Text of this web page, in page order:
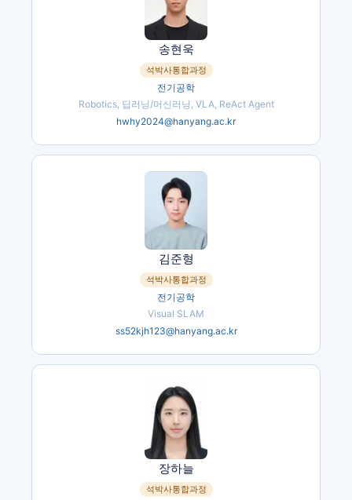
송현욱
석박사통합과정
전기공학
Robotics, 딥러닝/머신러닝, VLA, ReAct Agent
hwhy2024@hanyang.ac.kr
김준형
석박사통합과정
전기공학
Visual SLAM
ss52kjh123@hanyang.ac.kr
장하늘
석박사통합과정